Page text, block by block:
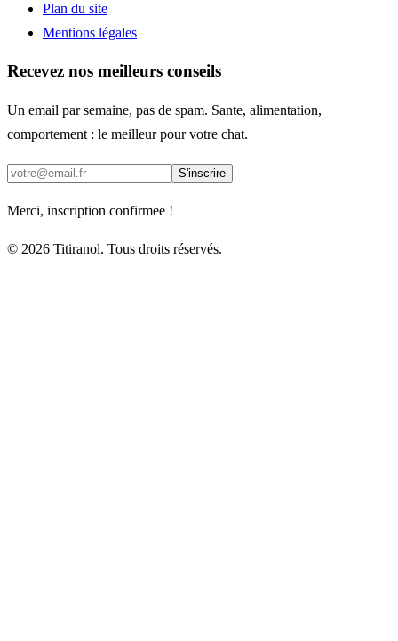
Plan du site
Mentions légales
Recevez nos meilleurs conseils
Un email par semaine, pas de spam. Sante, alimentation,
comportement : le meilleur pour votre chat.
S'inscrire
Merci, inscription confirmee !
© 2026 Titiranol. Tous droits réservés.